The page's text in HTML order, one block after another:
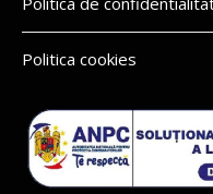
Politica cookies